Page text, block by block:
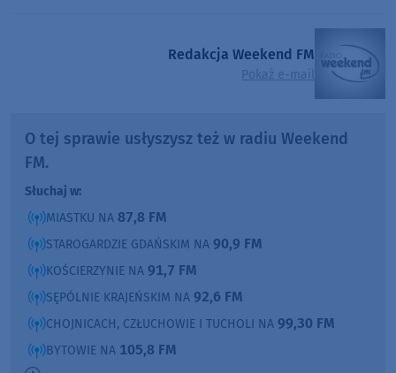
Redakcja Weekend FM
Pokaż e-mail
O tej sprawie usłyszysz też w radiu Weekend
FM.
Słuchaj w:
MIASTKU NA 87,8 FM
STAROGARDZIE GDAŃSKIM NA 90,9 FM
KOŚCIERZYNIE NA 91,7 FM
SĘPÓLNIE KRAJEŃSKIM NA 92,6 FM
CHOJNICACH, CZŁUCHOWIE I TUCHOLI NA 99,30 FM
BYTOWIE NA 105,8 FM